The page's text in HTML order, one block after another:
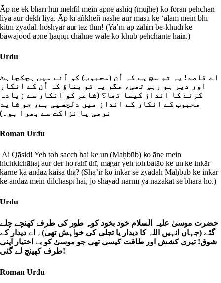
Āp ne ek bharī huī mehfil mein apne āshiq (mujhe) ko fōran pehchān
liyā aur dekh liyā. Āp kī āñkhēñ nashe aur mastī ke ‘ālam mein bhī
kitnī zyādah hōshyār aur tez thīn! (Ya’nī āp zāhirī be-khudī ke
bāwajood apne ḥaqīqī chāhne wāle ko khūb pehchānte hain.)
Urdu
اے قاصد! یہ تو سچ ہے کہ اُن (محبوب) کو آنے میں ہچکچاہٹ
اور دیر ہو رہی تھی، مگر یہ تو بتاؤ کہ اُن کے انکار
کرنے کا انداز کیسا تھا؟ (شاعر کو انکار سے زیادہ
محبوب کے انکار کے انداز میں دلچسپی ہے، جو شاید
نرمی یا نزاکت سے بھرا ہو۔)
Roman Urdu
Ai Qāsid! Yeh toh sacch hai ke un (Maḥbūb) ko āne mein
hichkichāhaṭ aur der ho rahī thī, magar yeh toh batāo ke un ke inkār
karne kā andāz kaisā thā? (Shā’ir ko inkār se zyādah Maḥbūb ke inkār
ke andāz mein dilchaspī hai, jo shāyad narmī yā nazākat se bharā hō.)
Urdu
حضرت موسیٰ علیہ السلام خود بخود کوہِ طور کی طرف کھنچے چلے
گئے (جہاں انہیں اللہ کا دیدار یا تجلی کی خواہش تھی)۔ اے دیدار کے
شوق! تیری کشش اور طاقت کیسی تھی جو موسیٰ کو بے اختیار اپنی
طرف کھینچ لے گئی!
Roman Urdu